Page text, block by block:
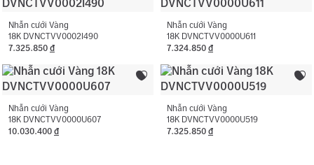
vàng.
Nhẫn cưới Vàng
18K DVNCTVV0002I490
7.325.850 đ
Nhẫn cưới Vàng
18K DVNCTVV0000U611
7.324.850 đ
Nhẫn cưới Vàng
18K DVNCTVV0000U607
10.030.400 đ
Nhẫn cưới Vàng
18K DVNCTVV0000U519
7.325.850 đ